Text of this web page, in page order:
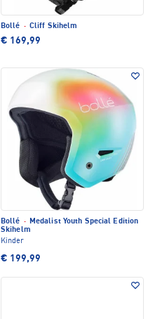
Bollé · Cliff Skihelm
€ 169,99
Bollé · Medalist Youth Special Edition
Skihelm
Kinder
€ 199,99